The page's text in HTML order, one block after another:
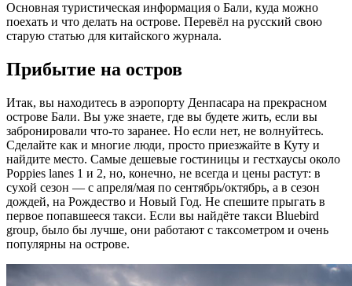
Основная туристическая информация о Бали, куда можно
поехать и что делать на острове. Перевёл на русский свою
старую статью для китайского журнала.
Прибытие на остров
Итак, вы находитесь в аэропорту Денпасара на прекрасном
острове Бали. Вы уже знаете, где вы будете жить, если вы
забронировали что-то заранее. Но если нет, не волнуйтесь.
Сделайте как и многие люди, просто приезжайте в Куту и
найдите место. Самые дешевые гостиницы и гестхаусы около
Poppies lanes 1 и 2, но, конечно, не всегда и цены растут: в
сухой сезон — с апреля/мая по сентябрь/октябрь, а в сезон
дождей, на Рождество и Новый Год. Не спешите прыгать в
первое попавшееся такси. Если вы найдёте такси Bluebird
group, было бы лучше, они работают с таксометром и очень
популярны на острове.